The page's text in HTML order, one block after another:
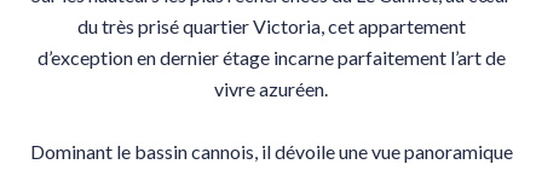
du très prisé quartier Victoria, cet appartement
d’exception en dernier étage incarne parfaitement l’art de
vivre azuréen.
Dominant le bassin cannois, il dévoile une vue panoramique